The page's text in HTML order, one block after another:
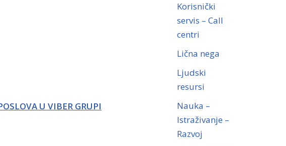
U VIBER GRUPI
Korisnički
servis – Call
centri
Lična nega
Ljudski
resursi
Nauka –
Istraživanje –
Razvoj